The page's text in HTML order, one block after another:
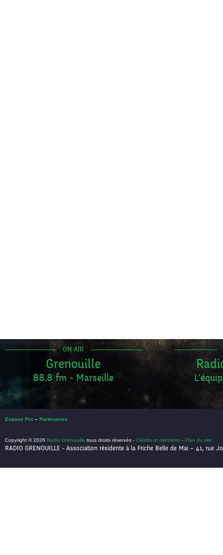
ON AIR
Grenouille
88.8 fm - Marseille
Espace Pro – Partenaires
Copyright © 2026 Radio Grenouille tous droits réservés - Crédits et mentions - Plan du site
RADIO GRENOUILLE - Association résidente à la Friche Belle de Mai – 41, rue